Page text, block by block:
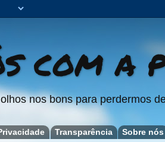
COM A
nos bons para perdermos
Transparência Sobre nós